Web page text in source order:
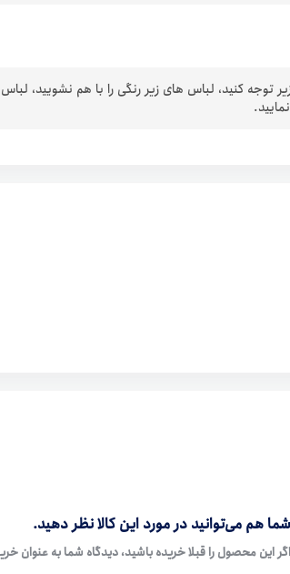
توجه کنید، لباس های زیر رنگی را با هم نشویید،
شما هم می‌توانید در مورد این کالا نظر دهید.
اگر این محصول را قبلا خریده باشید، دیدگاه شما به عنوان